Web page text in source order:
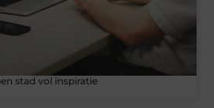
stad vol inspiratie